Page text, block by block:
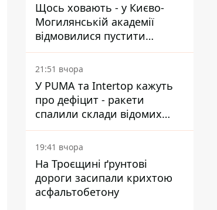
Щось ховають - у Києво-
Могилянській академії
відмовилися пустити
комісію з охорони пам'яток
на територію
21:51 вчора
У PUMA та Intertop кажуть
про дефіцит - ракети
спалили склади відомих
брендів
19:41 вчора
На Троєщині ґрунтові
дороги засипали крихтою
асфальтобетону